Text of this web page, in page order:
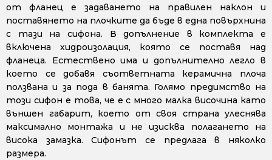
от фланец е задаването на правилен наклон и
поставянето на плочките да бъде в една повърхнина
с тази на сифона. В допълнение в комплекта е
включена хидроизолация, която се поставя над
фланеца. Естествено има и допълнително легло в
което се добавя съответната керамична плоча
ползвана и за пода в банята. Голямо предимство на
този сифон е това, че е с много малка височина като
външен габарит, което от своя страна улеснява
максимално монтажа и не изисква полагането на
висока замазка. Сифонът се предлага в няколко
размера.